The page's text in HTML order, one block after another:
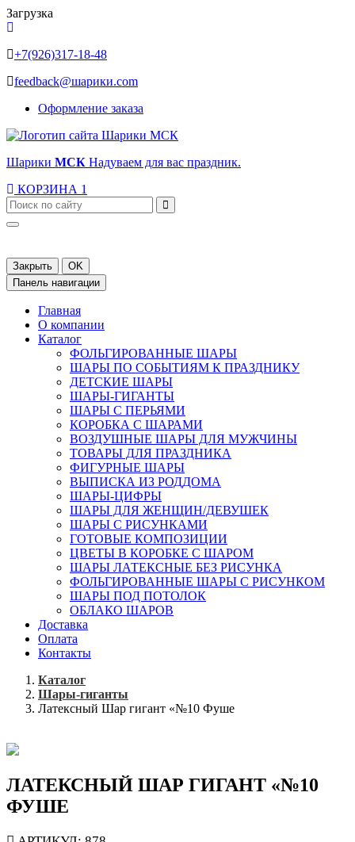
Загрузка
+7(926)317-18-48
feedback@шарики.com
Оформление заказа
Шарики МСК Надуваем для вас праздник.
КОРЗИНА 1
Закрыть
OK
Панель навигации
Главная
О компании
Каталог
ФОЛЬГИРОВАННЫЕ ШАРЫ
ШАРЫ ПО СОБЫТИЯМ К ПРАЗДНИКУ
ДЕТСКИЕ ШАРЫ
ШАРЫ-ГИГАНТЫ
ШАРЫ С ПЕРЬЯМИ
КОРОБКА С ШАРАМИ
ВОЗДУШНЫЕ ШАРЫ ДЛЯ МУЖЧИНЫ
ТОВАРЫ ДЛЯ ПРАЗДНИКА
ФИГУРНЫЕ ШАРЫ
ВЫПИСКА ИЗ РОДДОМА
ШАРЫ-ЦИФРЫ
ШАРЫ ДЛЯ ЖЕНЩИН/ДЕВУШЕК
ШАРЫ С РИСУНКАМИ
ГОТОВЫЕ КОМПОЗИЦИИ
ЦВЕТЫ В КОРОБКЕ С ШАРОМ
ШАРЫ ЛАТЕКСНЫЕ БЕЗ РИСУНКА
ФОЛЬГИРОВАННЫЕ ШАРЫ С РИСУНКОМ
ШАРЫ ПОД ПОТОЛОК
ОБЛАКО ШАРОВ
Доставка
Оплата
Контакты
Каталог
Шары-гиганты
Латексный Шар гигант «№10 Фуше
ЛАТЕКСНЫЙ ШАР ГИГАНТ «№10
ФУШЕ